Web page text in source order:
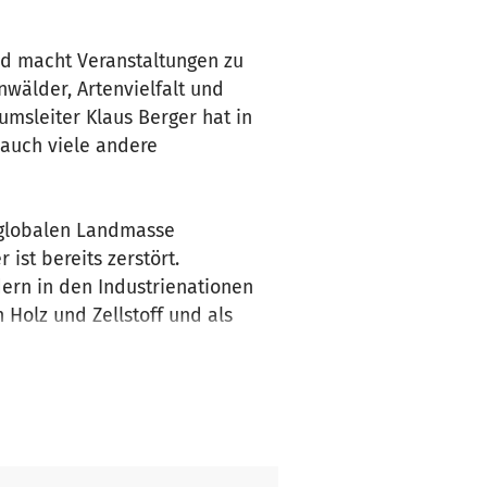
macht Veranstaltungen zu
Artenvielfalt und
Klaus Berger hat in
viele andere
Landmasse
ist bereits zerstört.
in den Industrienationen
Holz und Zellstoff und als
wir